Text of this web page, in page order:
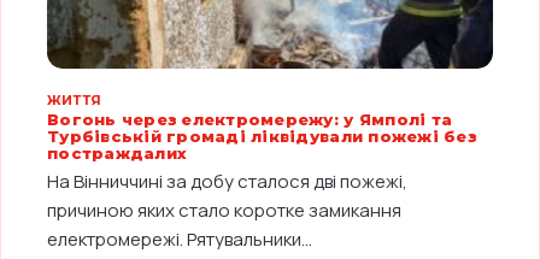
ЖИТТЯ
Вогонь через електромережу: у Ямполі та
Турбівській громаді ліквідували пожежі без
постраждалих
На Вінниччині за добу сталося дві пожежі,
причиною яких стало коротке замикання
електромережі. Рятувальники...